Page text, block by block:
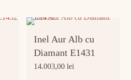
Inel Aur Alb cu
Diamant E1431
14.003,00lei